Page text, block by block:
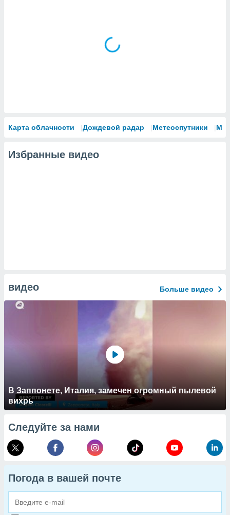
Карта облачности Дождевой радар Метеоспутники
Избранные видео
видео Больше видео
В Заппонете, Италия, замечен огромный пылевой
вихрь
Следуйте за нами
Погода в вашей почте